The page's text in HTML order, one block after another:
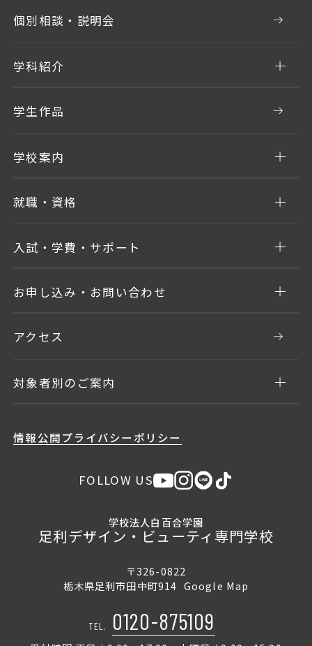
個別相談・説明会
学科紹介
学生作品
学校案内
就職・資格
入試・学費・サポート
お申し込み・お問い合わせ
アクセス
対象者別のご案内
情報公開プライバシーポリシー
FOLLOW US
学校法人白百合学園
足利デザイン・ビューティ専門学校
〒326-0822
栃木県足利市田中町914 Google Map
TEL. 0120-875109